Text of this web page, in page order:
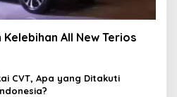
All New Terios
CVT, Apa yang Ditakuti